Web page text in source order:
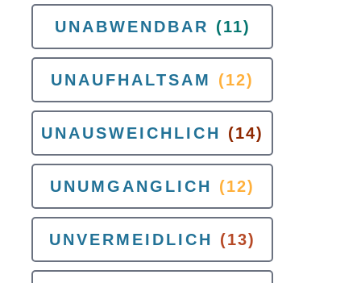
UNABWENDBAR (11)
UNAUFHALTSAM (12)
UNAUSWEICHLICH (14)
UNUMGANGLICH (12)
UNVERMEIDLICH (13)